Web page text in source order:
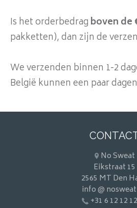
Is het orderbedrag boven de
pakketten), dan zijn de
We verzenden binnen 1-2
België kunnen een paar
No Sweat
Eikstraat 15
2565 MT Den
info @
+31 6 12 12